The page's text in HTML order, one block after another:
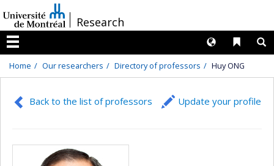
au
contenu
/Research
Menu
Liens
Langues
Home Our researchers Directory of professors Huy ONG
Back to the list of professors Update your profile